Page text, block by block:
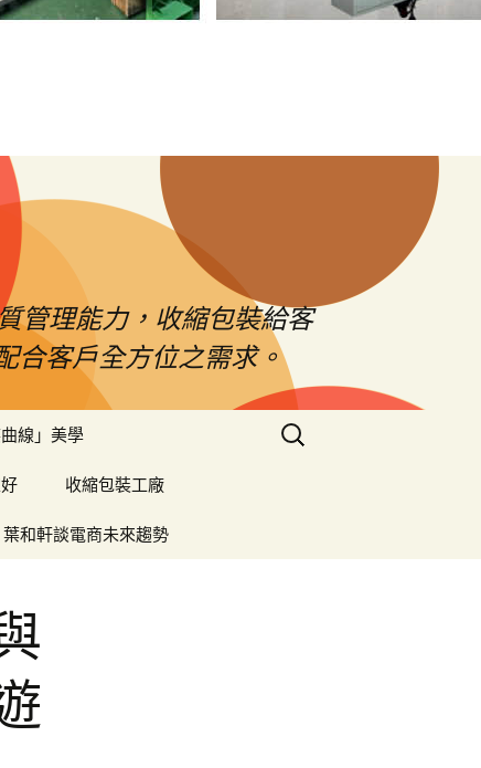
管理能力，收縮包裝給客
合客戶全方位之需求。
線」美學
收縮包裝工廠
葉和軒談電商未來趨勢
搜
尋